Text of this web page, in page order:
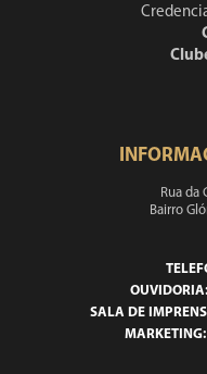
Rua da
Bairro
OUVIDORIA:
SALA DE
MARKETING: